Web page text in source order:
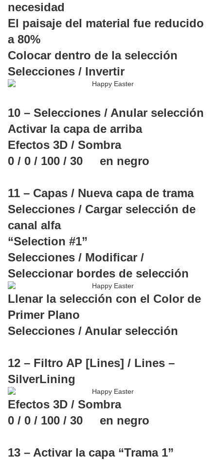
necesidad
El paisaje del material fue reducido
a 80%
Colocar dentro de la selección
Selecciones / Invertir
10 – Selecciones / Anular selección
Activar la capa de arriba
Efectos 3D / Sombra
0 / 0 / 100 / 30 en negro
11 – Capas / Nueva capa de trama
Selecciones / Cargar selección de
canal alfa
“Selection #1”
Selecciones / Modificar /
Seleccionar bordes de selección
Llenar la selección con el Color de
Primer Plano
Selecciones / Anular selección
12 – Filtro AP [Lines] / Lines –
SilverLining
Efectos 3D / Sombra
0 / 0 / 100 / 30 en negro
13 – Activar la capa “Trama 1”